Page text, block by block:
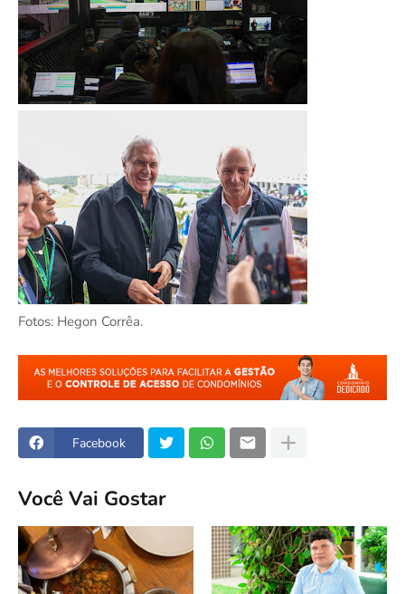
Fotos: Hegon Corrêa.
Facebook
Você Vai Gostar